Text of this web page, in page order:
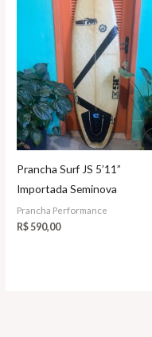
Prancha Surf JS 5’11”
Importada Seminova
Prancha Performance
R$ 590,00